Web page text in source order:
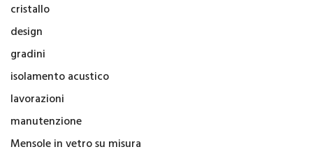
cristallo
design
gradini
isolamento acustico
lavorazioni
manutenzione
Mensole in vetro su misura